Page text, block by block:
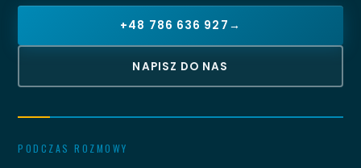
+48 786 636 927 →
NAPISZ DO NAS
PODCZAS ROZMOWY